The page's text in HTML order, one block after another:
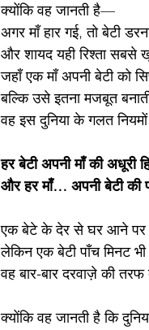
क्योंकि वह जानती है—
अगर माँ हार गई, तो बेटी
और शायद यही रिश्ता
जहाँ एक माँ अपनी बेटी को
बल्कि उसे इतना मजबूत
वह इस दुनिया के गलत
हर बेटी अपनी माँ की अधूरी
और हर माँ… अपनी बेटी
एक बेटे के देर से घर आने पर
लेकिन एक बेटी पाँच मिनट
वह बार-बार दरवाज़े की
क्योंकि वह जानती है कि